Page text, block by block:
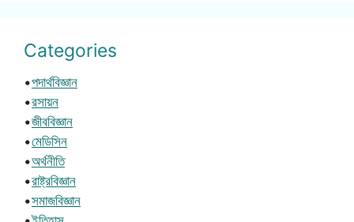
Categories
•পদার্থবিজ্ঞান
•রসায়ন
•জীববিজ্ঞান
•মেডিসিন
•অর্থনীতি
•রাষ্ট্রবিজ্ঞান
•সমাজবিজ্ঞান